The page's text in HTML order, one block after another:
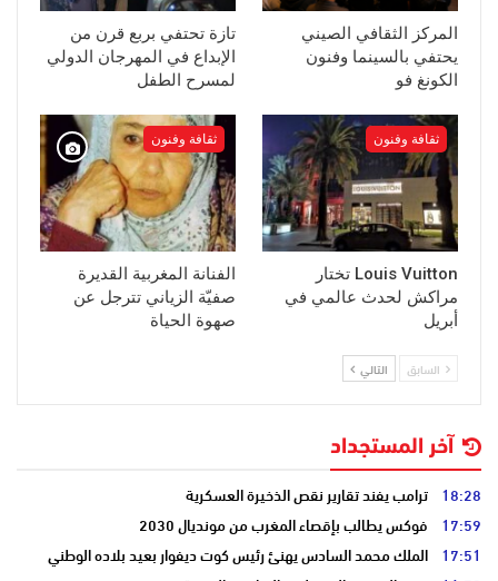
المركز الثقافي الصيني
يحتفي بالسينما وفنون
الكونغ فو
تازة تحتفي بربع قرن من
الإبداع في المهرجان الدولي
لمسرح الطفل
ثقافة وفنون
Louis Vuitton تختار
مراكش لحدث عالمي في
أبريل
ثقافة وفنون
الفنانة المغربية القديرة
صفيّة الزياني تترجل عن
صهوة الحياة
السابق التالي
آخر المستجداد
18:28 ترامب يفند تقارير نقص الذخيرة العسكرية
17:59 فوكس يطالب بإقصاء المغرب من مونديال 2030
17:51 الملك محمد السادس يهنئ رئيس كوت ديفوار بعيد بلاده الوطني